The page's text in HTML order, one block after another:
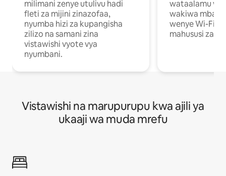
milimani zenye utulivu hadi
fleti za mijini zinazofaa,
nyumba hizi za kupangisha
zilizo na samani zina
vistawishi vyote vya
nyumbani.
wataalamu
wakiwa mbali
wenye Wi-Fi
mahususi za
Vistawishi na marupurupu kwa ajili ya
ukaaji wa muda mrefu